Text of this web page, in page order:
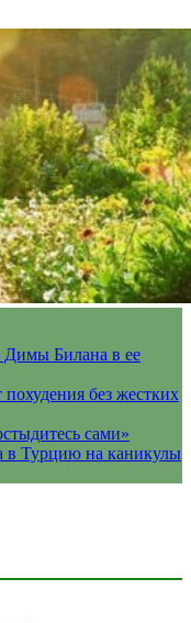
Димы Билана в ее
без жестких
сами»
в Турцию на каникулы